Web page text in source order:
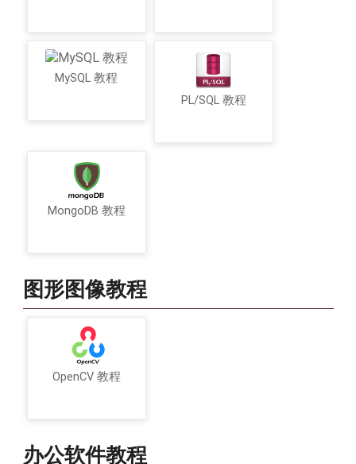
MySQL 教程
PL/SQL 教程
MongoDB 教程
图形图像教程
OpenCV 教程
办公软件教程